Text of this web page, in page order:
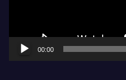
00:00